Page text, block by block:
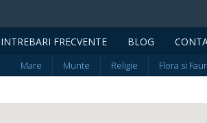
INTREBARI FRECVENTE BLOG
Mare Munte Religie Flora si